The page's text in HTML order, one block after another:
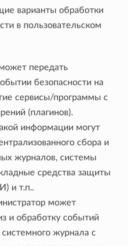
варианты обработки
в пользовательском
передать
безопасности на
сервисы/программы с
(плагинов).
информации могут
сбора и
журналов, системы
средства защиты
и т.п..
может
и обработку событий
системного журнала с